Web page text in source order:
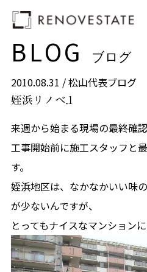
BLOG ブログ
2010.08.31 /松山代表ブログ
姪浜リノベ.1
来週から始まる現場の最終確認
工事開始前に施工スタッフと
す。
姪浜地区は、なかなかいい味
が少ないんですが、
とってもナイスなマンション